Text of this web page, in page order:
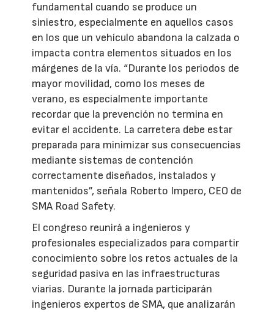
fundamental cuando se produce un
siniestro, especialmente en aquellos casos
en los que un vehículo abandona la calzada o
impacta contra elementos situados en los
márgenes de la vía. “Durante los periodos de
mayor movilidad, como los meses de
verano, es especialmente importante
recordar que la prevención no termina en
evitar el accidente. La carretera debe estar
preparada para minimizar sus consecuencias
mediante sistemas de contención
correctamente diseñados, instalados y
mantenidos”, señala Roberto Impero, CEO de
SMA Road Safety.
El congreso reunirá a ingenieros y
profesionales especializados para compartir
conocimiento sobre los retos actuales de la
seguridad pasiva en las infraestructuras
viarias. Durante la jornada participarán
ingenieros expertos de SMA, que analizarán